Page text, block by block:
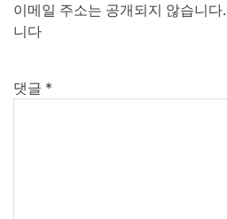
이메일 주소는 공개되지 않습니다.
니다
댓글 *